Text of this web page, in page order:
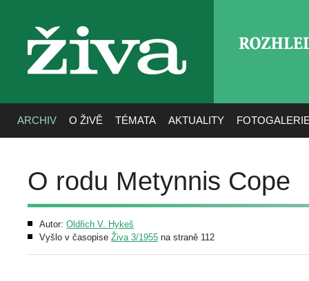
živa
ARCHIV O ŽIVĚ TÉMATA AKTUALITY
O rodu Metynnis Cope
Autor: Oldřich V. Hykeš
Vyšlo v časopise Živa 3/1955 na straně 112